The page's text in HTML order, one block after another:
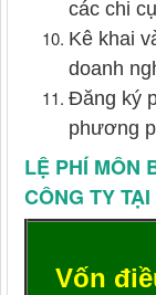
các chi
Kê khai
doanh
Đăng ký
phương
LỆ PHÍ MÔN
CÔNG TY
Vốn